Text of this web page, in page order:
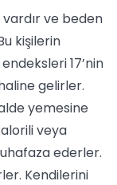
vardır ve beden
kişilerin
17’nin
gelirler.
yemesine
veya
ederler.
Kendilerini